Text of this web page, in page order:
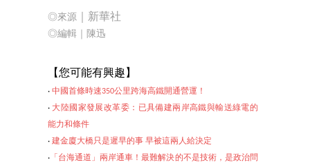
◎來源 ｜新華社
◎編輯｜陳迅
【您可 能有興趣】
‧ 中國首條時速350公里跨海高鐵開通營運！
‧ 大陸國家發展改革委：已具備建兩岸高鐵與輸送綠電的
能力和條件
‧ 建金廈大橋只是遲早的事 早被這兩人給決定
‧ 「台海通道」兩岸通車！最難解決的不是技術，是政治問